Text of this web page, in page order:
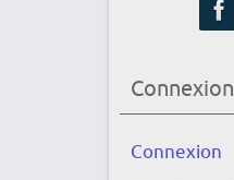
Connexion
Connexion